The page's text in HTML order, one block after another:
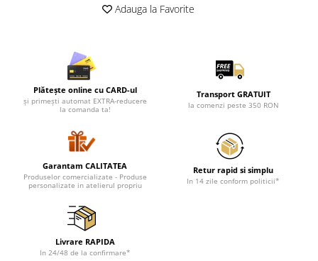
WINTER Collection
Halate si pijamale Family
Incaltaminte
Seturi elegante femei
Pijamale de copii
Pijamale BIG SIZE femei
Cadouri ocazii speciale
Tricouri de craciun
Tricouri de cuplu Valentine's Day
Adauga la Favorite
Plătește online cu CARD-ul
și primești automat EXTRA-reducere
la comanda ta!
Transport GRATUIT
la comenzi peste 350 RON
Garantam CALITATEA
Produselor comercializate - Produse
personalizate in atelierul propriu
Retur rapid si simplu
In 14 zile conform politicii*
Livrare RAPIDA
In 24/48 de la confirmare*